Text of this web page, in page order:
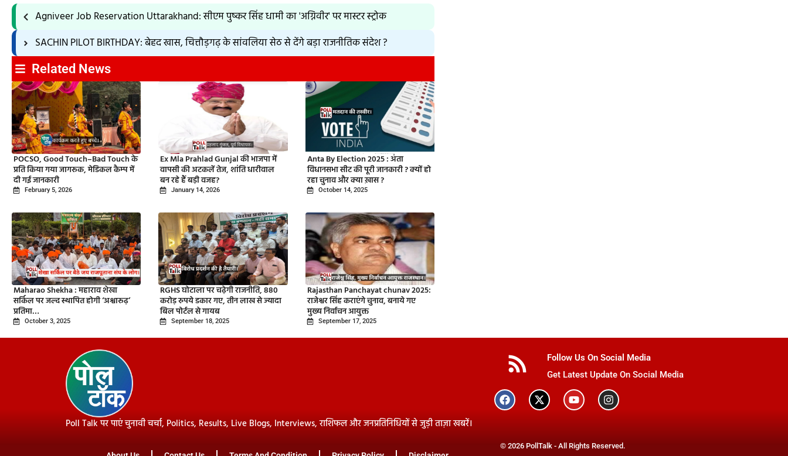
Agniveer Job Reservation Uttarakhand: सीएम पुष्कर सिंह धामी का 'अग्निवीर' पर मास्टर स्ट्रोक
SACHIN PILOT BIRTHDAY: बेहद खास, चित्तौड़गढ़ के सांवलिया सेठ से देंगे बड़ा राजनीतिक संदेश ?
Related News
POCSO, Good Touch–Bad Touch के
प्रति किया गया जागरूक, मेडिकल कैम्प में
दी गई जानकारी
February 5, 2026
Ex Mla Prahlad Gunjal की भाजपा में
वापसी की अटकलें तेज, शांति धारीवाल
बन रहे हैं बड़ी वजह?
January 14, 2026
Anta By Election 2025 : अंता
विधानसभा सीट की पूरी जानकारी ? क्यों हो
रहा चुनाव और क्या ख़ास ?
October 14, 2025
Maharao Shekha : महाराव शेखा
सर्किल पर जल्द स्थापित होगी ‘अश्वारूढ़’
प्रतिमा…
October 3, 2025
RGHS घोटाला पर चढ़ेगी राजनीति, 880
करोड़ रुपये डकार गए, तीन लाख से ज्यादा
बिल पोर्टल से गायब
September 18, 2025
Rajasthan Panchayat chunav 2025:
राजेश्वर सिंह कराएंगे चुनाव, बनाये गए
मुख्य निर्वाचन आयुक्त
September 17, 2025
Poll Talk पर पाएं चुनावी चर्चा, Politics, Results, Live Blogs, Interviews, राशिफल और जनप्रतिनिधियों से जुड़ी ताज़ा खबरें।
Follow Us On Social Media
Get Latest Update On Social Media
© 2026 PollTalk - All Rights Reserved.